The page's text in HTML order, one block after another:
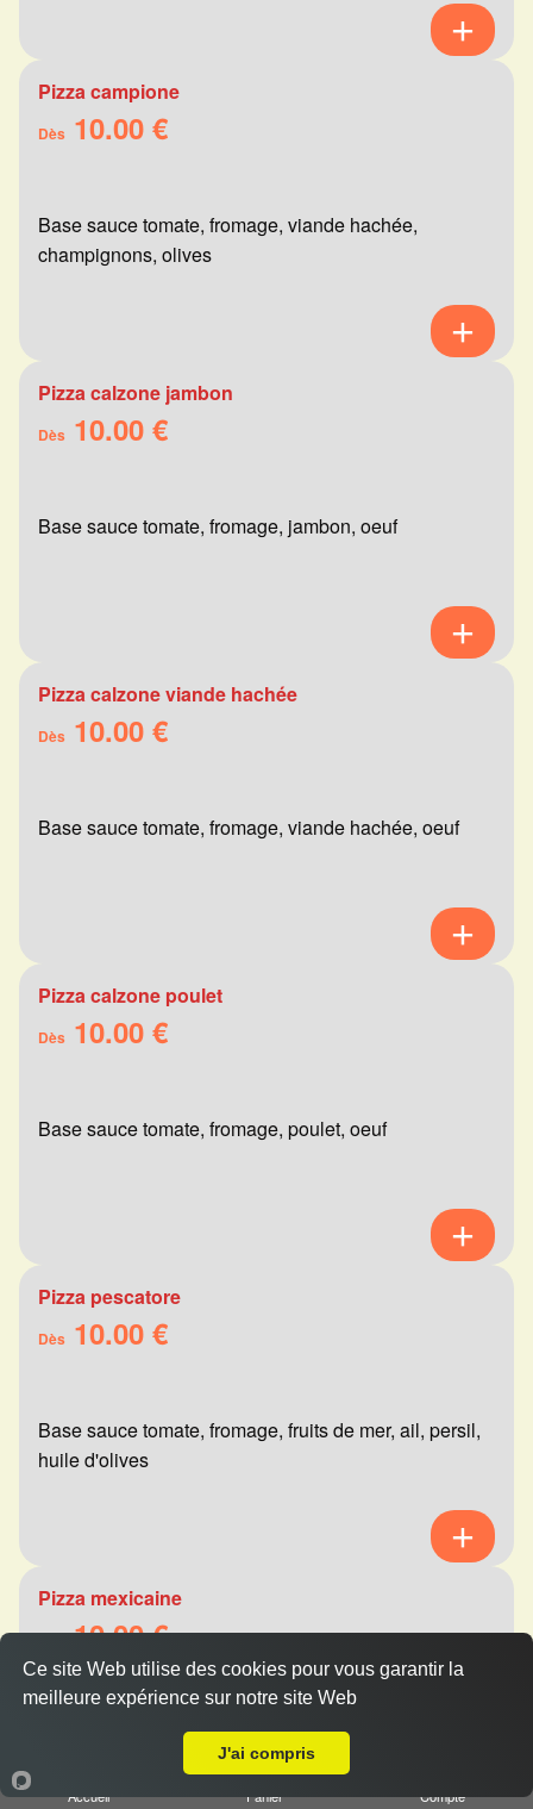
Pizza campione
Dès 10.00 €
Base sauce tomate, fromage, viande hachée,
champignons, olives
Pizza calzone jambon
Dès 10.00 €
Base sauce tomate, fromage, jambon, oeuf
Pizza calzone viande hachée
Dès 10.00 €
Base sauce tomate, fromage, viande hachée, oeuf
Pizza calzone poulet
Dès 10.00 €
Base sauce tomate, fromage, poulet, oeuf
Pizza pescatore
Dès 10.00 €
Base sauce tomate, fromage, fruits de mer, ail, persil,
huile d'olives
Pizza mexicaine
Dès10.00 €
Base sauce tomate, fromage, viande hachée,
merguez, champignons, poivrons
Accueil Panier Compte
Ce site Web utilise des cookies pour vous garantir la
meilleure expérience sur notre site Web
J'ai compris